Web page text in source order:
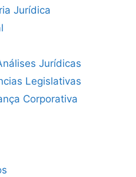
Jurídica
Jurídicas
Legislativas
Corporativa